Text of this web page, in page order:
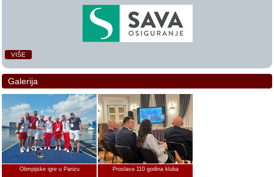
VIŠE
Galerija
Olimpijske igre u Parizu Proslava 110 godina kluba